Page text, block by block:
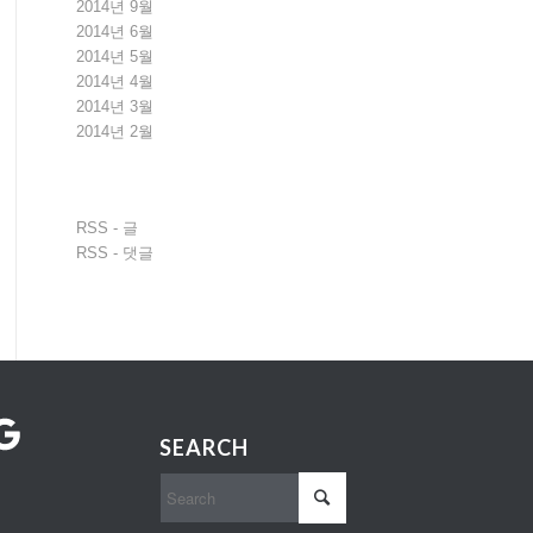
2014년 9월
2014년 6월
2014년 5월
2014년 4월
2014년 3월
2014년 2월
RSS - 글
RSS - 댓글
SEARCH